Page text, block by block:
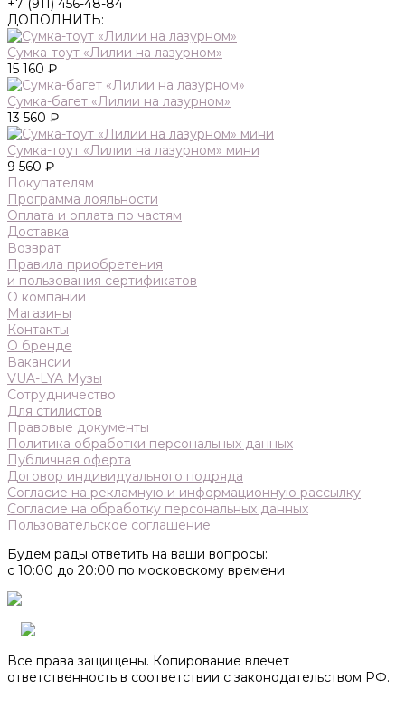
+7 (911) 456-48-84
ДОПОЛНИТЬ:
Сумка-тоут «Лилии на лазурном»
15 160 ₽
Сумка-багет «Лилии на лазурном»
13 560 ₽
Сумка-тоут «Лилии на лазурном» мини
9 560 ₽
Покупателям
Программа лояльности
Оплата и оплата по частям
Доставка
Возврат
Правила приобретения
и пользования сертификатов
О компании
Магазины
Контакты
О бренде
Вакансии
VUA-LYA Музы
Сотрудничество
Для стилистов
Правовые документы
Политика обработки персональных данных
Публичная оферта
Договор индивидуального подряда
Согласие на рекламную и информационную рассылку
Согласие на обработку персональных данных
Пользовательское соглашение
Будем рады ответить на ваши вопросы:
с 10:00 до 20:00 по московскому времени
Все права защищены. Копирование влечет
ответственность в соответствии с законодательством РФ.